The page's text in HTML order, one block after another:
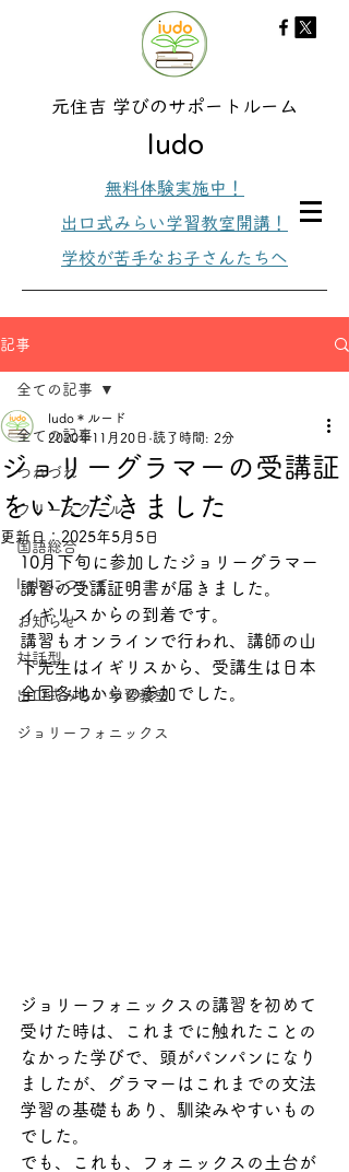
元住吉 学びのサポートルーム
ludo
無料体験実施中！
出口式みらい学習教室開講！
学校が苦手なお子さんたちへ
記事
全ての記事
つれづれ
フリースクール
国語総合
ludoについて
お知らせ
対話型
出口式みらい学習教室
ジョリーフォニックス
全ての記事
ジョリーグラマーの受講証
をいただきました
ludo＊ルード
2020年11月20日 読了時間: 2分
更新日： 2025年5月5日
10月下旬に参加したジョリーグラマー
講習の受講証明書が届きました。
イギリスからの到着です。
講習もオンラインで行われ、講師の山
下先生はイギリスから、受講生は日本
全国各地からの参加でした。
ジョリーフォニックスの講習を初めて
受けた時は、これまでに触れたことの
なかった学びで、頭がパンパンになり
ましたが、グラマーはこれまでの文法
学習の基礎もあり、馴染みやすいもの
でした。
でも、これも、フォニックスの土台が